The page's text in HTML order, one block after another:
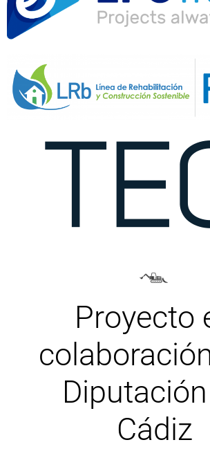
Proyecto
Cádiz